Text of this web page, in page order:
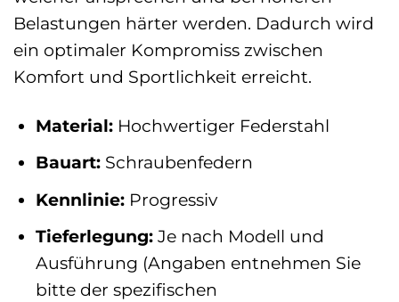
Belastungen härter werden. Dadurch wird
ein optimaler Kompromiss zwischen
Komfort und Sportlichkeit erreicht.
Material:Hochwertiger Federstahl
Bauart:Schraubenfedern
Kennlinie:Progressiv
Tieferlegung:Je nach Modell und
Ausführung (Angaben entnehmen Sie
bitte der spezifischen